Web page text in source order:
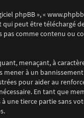
phpBB », «
qui peut être téléchargé
pas comme contenu
menaçant, à
à un
pour aider au
En tant que
tierce partie sans